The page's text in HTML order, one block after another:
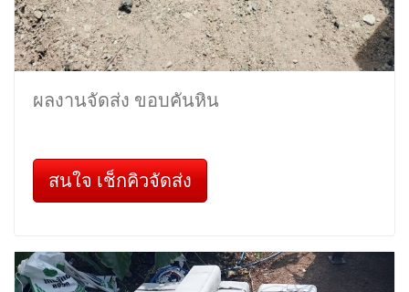
ผลงานจัดส่ง ขอบคันหิน
สนใจ เช็กคิวจัดส่ง